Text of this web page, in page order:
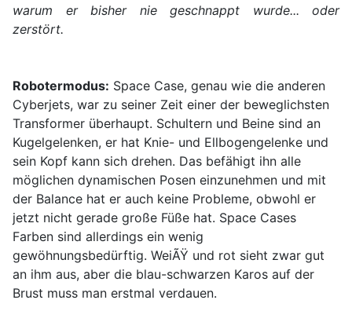
warum er bisher nie geschnappt wurde... oder
zerstört.
Robotermodus: Space Case, genau wie die anderen
Cyberjets, war zu seiner Zeit einer der beweglichsten
Transformer überhaupt. Schultern und Beine sind an
Kugelgelenken, er hat Knie- und Ellbogengelenke und
sein Kopf kann sich drehen. Das befähigt ihn alle
möglichen dynamischen Posen einzunehmen und mit
der Balance hat er auch keine Probleme, obwohl er
jetzt nicht gerade große Füße hat. Space Cases
Farben sind allerdings ein wenig
gewöhnungsbedürftig. WeiÃŸ und rot sieht zwar gut
an ihm aus, aber die blau-schwarzen Karos auf der
Brust muss man erstmal verdauen.